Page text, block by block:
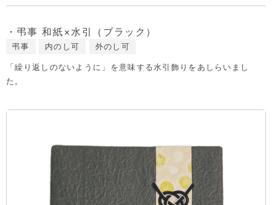
・弔事 和紙×水引（ブラック）
弔事 内のし可 外のし可
「繰り返しのないように」を意味する水引飾りをあしらいまし
た。